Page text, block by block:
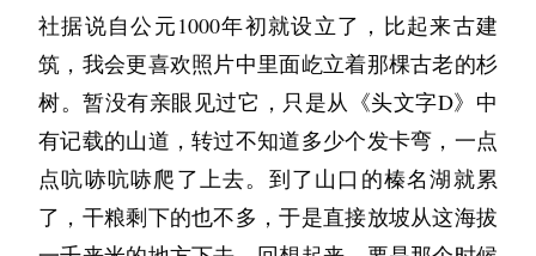
磕磕绊绊的，但是只要两个人一起的话，我想就
这样活一辈子。”
看我愣得出神，博文抬头问我：“叔，你怎么
了？”
我说没什么，并把漫画拿给他就让他走了。
我曾经问过阿然：“话说你还没找到心仪的房子
故事的图书馆，然后去流浪。
这么多年来我会把生活费偷偷留下来一点，存在
卡上交给女儿保管。计算意识还清醒的日子，我
想实现夙愿的时候已经向我靠近了。奇怪的是，
心里没有丝毫的悲伤，而是不断溢出的坦荡与愉
悦。
媳妇呢就把娘给忘了！”
袁丽手忙脚乱的在手机上支付，可是对国内的
App不熟悉，半天都没有找到支付功能在哪里。
“不着急，你慢慢来。”魏师傅和蔼的安慰袁丽，
把目光继续投向路边一起荡秋千的两个孩子，还
有站在秋千架旁的苏木。
他总是在想，她那么漂亮，完全配得上更优质的
生活。
年前，考完最后一门功课，夏楠打电话给他，陈
墨兴奋的说，我们去后海的酒吧喝酒怎么样
夏楠答应了。
喝了许多的酒，夏楠冲进了舞池里，跟着音乐摇
摆起来，当陈墨看到夏楠被几个不怀好意的男人
闭着眼睛是那么美，美的就像一幅画一样，点点
的红色开始在身下的雨水里蔓延，我蹲在地上把
她抱在怀里，我多希望这一个梦啊！
听人说，人在做梦的时候咬自己是不会痛的，我
试着用力的咬着自己的胳膊，果然一点也不痛。
我用力的摇着她大声喊道：这是个梦，这不是真
社据说自公元1000年初就设立了，比起来古建
筑，我会更喜欢照片中里面屹立着那棵古老的杉
树。暂没有亲眼见过它，只是从《头文字D》中
有记载的山道，转过不知道多少个发卡弯，一点
点吭哧吭哧爬了上去。到了山口的榛名湖就累
了，干粮剩下的也不多，于是直接放坡从这海拔